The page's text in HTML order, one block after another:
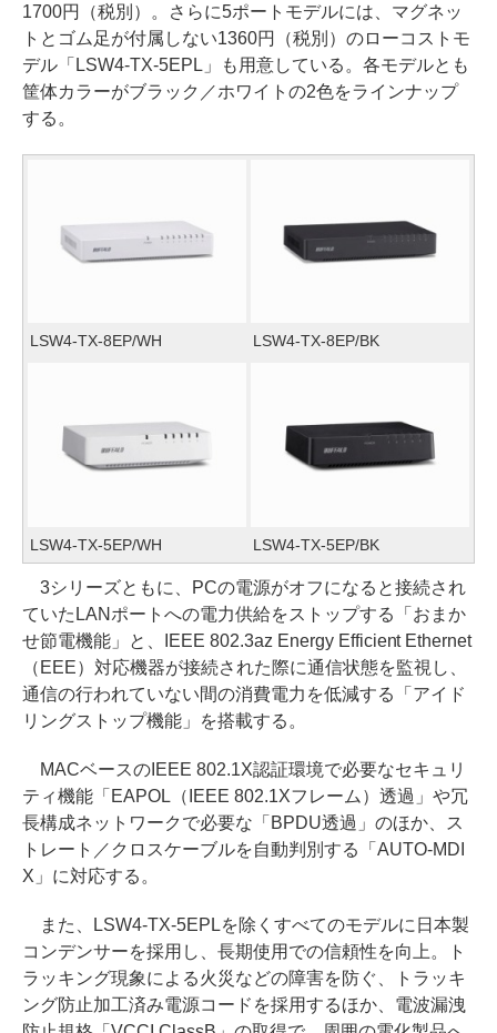
1700円（税別）。さらに5ポートモデルには、マグネッ
トとゴム足が付属しない1360円（税別）のローコストモ
デル「LSW4-TX-5EPL」も用意している。各モデルとも
筐体カラーがブラック／ホワイトの2色をラインナップ
する。
LSW4-TX-8EP/WH LSW4-TX-8EP/BK
LSW4-TX-5EP/WH LSW4-TX-5EP/BK
3シリーズともに、PCの電源がオフになると接続され
ていたLANポートへの電力供給をストップする「おまか
せ節電機能」と、IEEE 802.3az Energy Efficient Ethernet
（EEE）対応機器が接続された際に通信状態を監視し、
通信の行われていない間の消費電力を低減する「アイド
リングストップ機能」を搭載する。
MACベースのIEEE 802.1X認証環境で必要なセキュリ
ティ機能「EAPOL（IEEE 802.1Xフレーム）透過」や冗
長構成ネットワークで必要な「BPDU透過」のほか、ス
トレート／クロスケーブルを自動判別する「AUTO-MDI
X」に対応する。
また、LSW4-TX-5EPLを除くすべてのモデルに日本製
コンデンサーを採用し、長期使用での信頼性を向上。ト
ラッキング現象による火災などの障害を防ぐ、トラッキ
ング防止加工済み電源コードを採用するほか、電波漏洩